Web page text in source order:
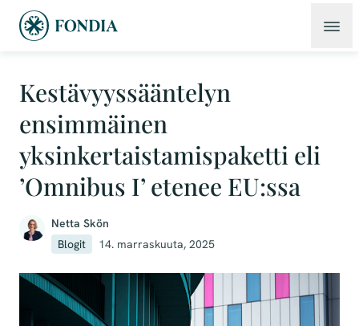
Kestävyyssääntelyn
ensimmäinen
yksinkertaistamispaketti eli
’Omnibus I’ etenee EU:ssa
Netta Skön
Blogit
14. marraskuuta, 2025